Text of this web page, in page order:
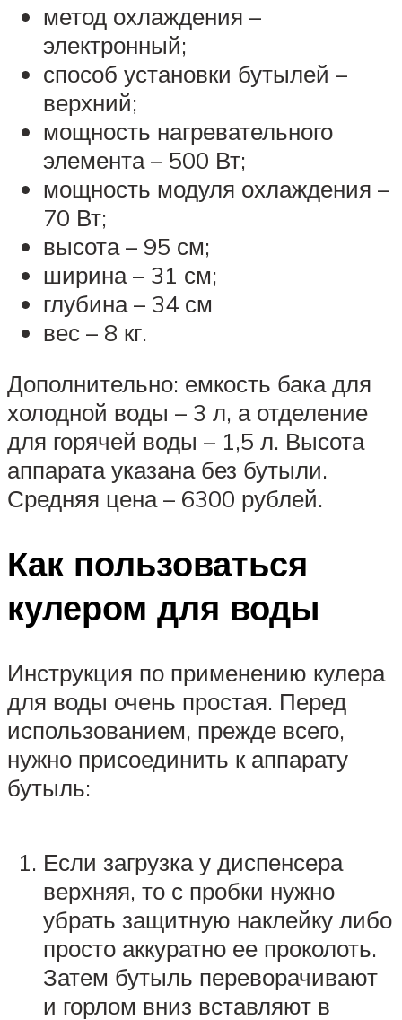
метод охлаждения –
электронный;
способ установки бутылей –
верхний;
мощность нагревательного
элемента – 500 Вт;
мощность модуля охлаждения –
70 Вт;
высота – 95 см;
ширина – 31 см;
глубина – 34 см
вес – 8 кг.
Дополнительно: емкость бака для
холодной воды – 3 л, а отделение
для горячей воды – 1,5 л. Высота
аппарата указана без бутыли.
Средняя цена – 6300 рублей.
Как пользоваться
кулером для воды
Инструкция по применению кулера
для воды очень простая. Перед
использованием, прежде всего,
нужно присоединить к аппарату
бутыль:
Если загрузка у диспенсера
верхняя, то с пробки нужно
убрать защитную наклейку либо
просто аккуратно ее проколоть.
Затем бутыль переворачивают
и горлом вниз вставляют в